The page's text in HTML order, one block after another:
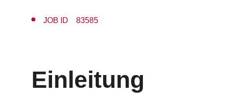
JOB ID 83585
Einleitung